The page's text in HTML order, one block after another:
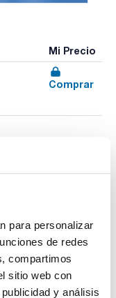
para personalizar
de redes
compartimos
sitio web con
y análisis
Mi Precio
Comprar
lo que
gravimétrico a
en contacto con
óptima precisión